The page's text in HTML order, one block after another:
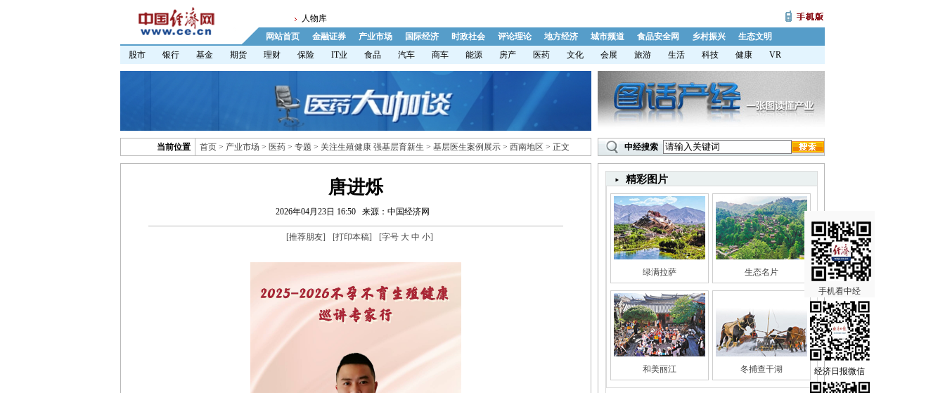
手机看中经
经济日报微信
人物库
网站首页
金融证券 产业市场 国际经济 时政社会 评论理论 地方经济 城市频道 食品安全网 乡村振兴
生态文明
股市
银行 基金 期货 理财 保险 IT业 食品 汽车 商车 能源 房产 医药 文化 会展 旅游 生活 科技 健康 VR
当前位置 首页 > 产业市场 > 医药 > 专题 > 关注生殖健康 强基层育新生 > 基层医生案例展示 > 西南地区 > 正文 中经搜索
唐进烁
2026年04月23日 16:50 来源：中国经济网
[推荐朋友] [打印本稿] [字号 大 中 小]
精彩图片
绿满拉萨 生态名片
和美丽江 冬捕查干湖